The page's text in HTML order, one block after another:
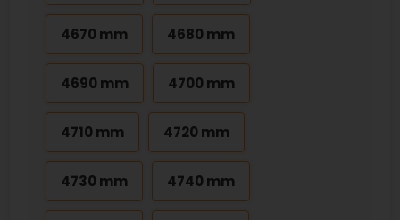
4670 mm 4680 mm
4690 mm 4700 mm
4710 mm 4720 mm
4730 mm 4740 mm